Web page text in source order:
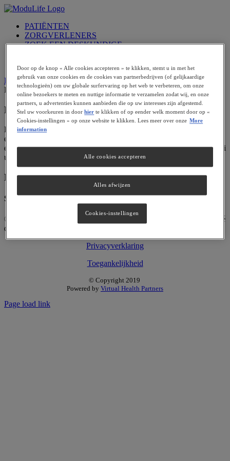
Skip
contentPATIËNTEN
ZORGVERLENERS
ZOEK EEN DESKUNDIGE
Previous Next
Portfolio 6modulife2015-03-13T18:11:29+00:00
Project Description
Lorem ipsum dolor sit amet, consectetur adipiscing elit, sed do
eiusmod tempor incididunt ut labore et dolore magna aliqua. Ut
enim ad minim veniam, quis nostrud exercitation ullamco laboris nisi
ut aliquip ex ea commodo consequat.
Project Details
Share This Story, Choose Your Platform!
Facebook
Twitter
Reddit
LinkedIn
WhatsApp
Pinterest
© 2019 Nestle Health Science. All trademarks are owned by Société
des Produits Nestlé S.A., Vevey, Switzerland.
Privacyverklaring
Toegankelijkheid
© Copyright 2019
Powered by Virtual Health Partners
Page load link
Door op de knop « Alle cookies accepteren » te klikken, stemt u in met het
gebruik van onze cookies en de cookies van partnerbedrijven (of gelijkaardige
technologieën) om uw globale surfervaring op het web te verbeteren, om onze
online bezoekers te meten en nuttige informatie te verzamelen zodat wij, en onze
partners, u advertenties kunnen aanbieden die op uw interesses zijn afgestemd.
Stel uw voorkeuren in doorhier te klikken of op eender welk moment door op «
Cookies-instellingen » op onze website te klikken. Lees meer over onze More
information
Alles afwijzen
Alle cookies accepteren
Cookies-instellingen